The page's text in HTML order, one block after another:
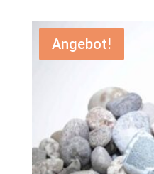
Angebot!